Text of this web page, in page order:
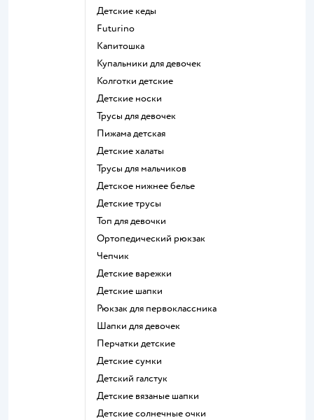
Детские кеды
Futurino
Капитошка
Купальники для девочек
Колготки детские
Детские носки
Трусы для девочек
Пижама детская
Детские халаты
Трусы для мальчиков
Детское нижнее белье
Детские трусы
Топ для девочки
Ортопедический рюкзак
Чепчик
Детские варежки
Детские шапки
Рюкзак для первоклассника
Шапки для девочек
Перчатки детские
Детские сумки
Детский галстук
Детские вязаные шапки
Детские солнечные очки